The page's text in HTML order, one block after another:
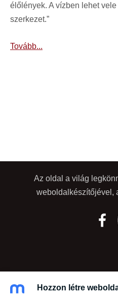
élőlények. A vízben lehet
szerkezet.”
Tovább...
Az oldal a világ
weboldalkészítőjével,
Hozzon létre